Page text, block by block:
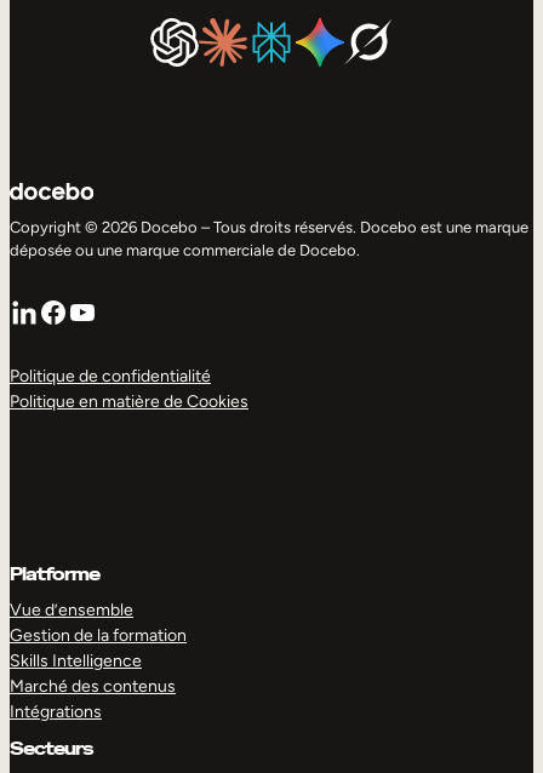
Copyright © 2026 Docebo – Tous droits réservés. Docebo est une marque
déposée ou une marque commerciale de Docebo.
LinkedIn
Facebook
YouTube
Politique de confidentialité
Politique en matière de Cookies
Platforme
Vue d’ensemble
Gestion de la formation
Skills Intelligence
Marché des contenus
Intégrations
Secteurs